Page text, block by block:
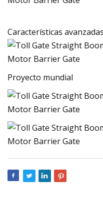
Características avanzadas
Proyecto mundial